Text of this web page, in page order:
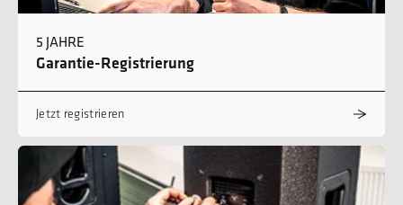
5 JAHRE
Garantie-Registrierung
Jetzt registrieren